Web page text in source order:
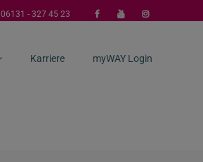
06131 - 327 45 23
Karriere myWAY Login